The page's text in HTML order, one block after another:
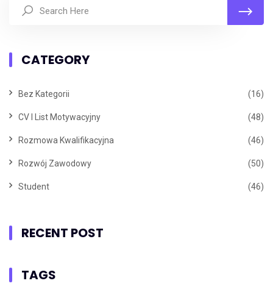
CATEGORY
Bez Kategorii (16)
CV I List Motywacyjny (48)
Rozmowa Kwalifikacyjna (46)
Rozwój Zawodowy (50)
Student (46)
RECENT POST
TAGS